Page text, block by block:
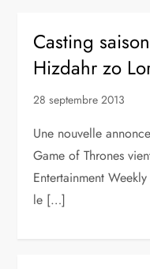
Casting
Hizdahr zo
28 septembre 2013
Une nouvelle
Game of Thrones
Entertainment
le […]